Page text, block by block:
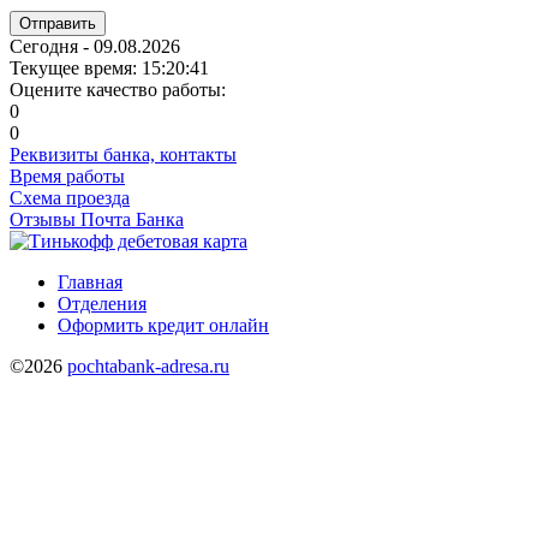
Отправить
Сегодня - 09.08.2026
Текущее время: 15:20:42
Оцените качество работы:
0
0
Реквизиты банка, контакты
Время работы
Схема проезда
Отзывы Почта Банка
Главная
Отделения
Оформить кредит онлайн
©2026 pochtabank-adresa.ru